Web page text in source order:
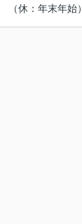
（休：年末年始）